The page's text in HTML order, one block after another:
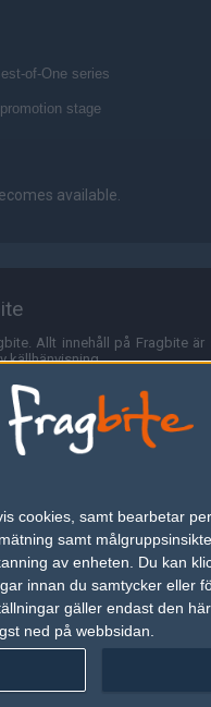
cookies, samt bearbetar
samt
av enheten. Du kan
innan du samtycker eller
gäller endast den
ned på webbsidan.
of-One series
stage
available.
Allt innehåll på Fragbite
källhänvisning.
på Fragbite
och design av Fredric Bohlin.
cookies för att spara
och för att föra statistik. För
Den här textraden finns här
av att annonsera på Fragbite,